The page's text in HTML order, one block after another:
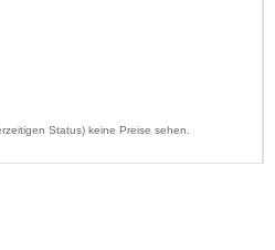
Status) keine Preise sehen.